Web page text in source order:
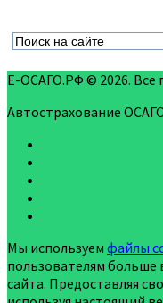
Е-ОСАГО.РФ © 2026. Все
Автострахование
Мы используем файлы
пользователям
сайта. Предоставляя